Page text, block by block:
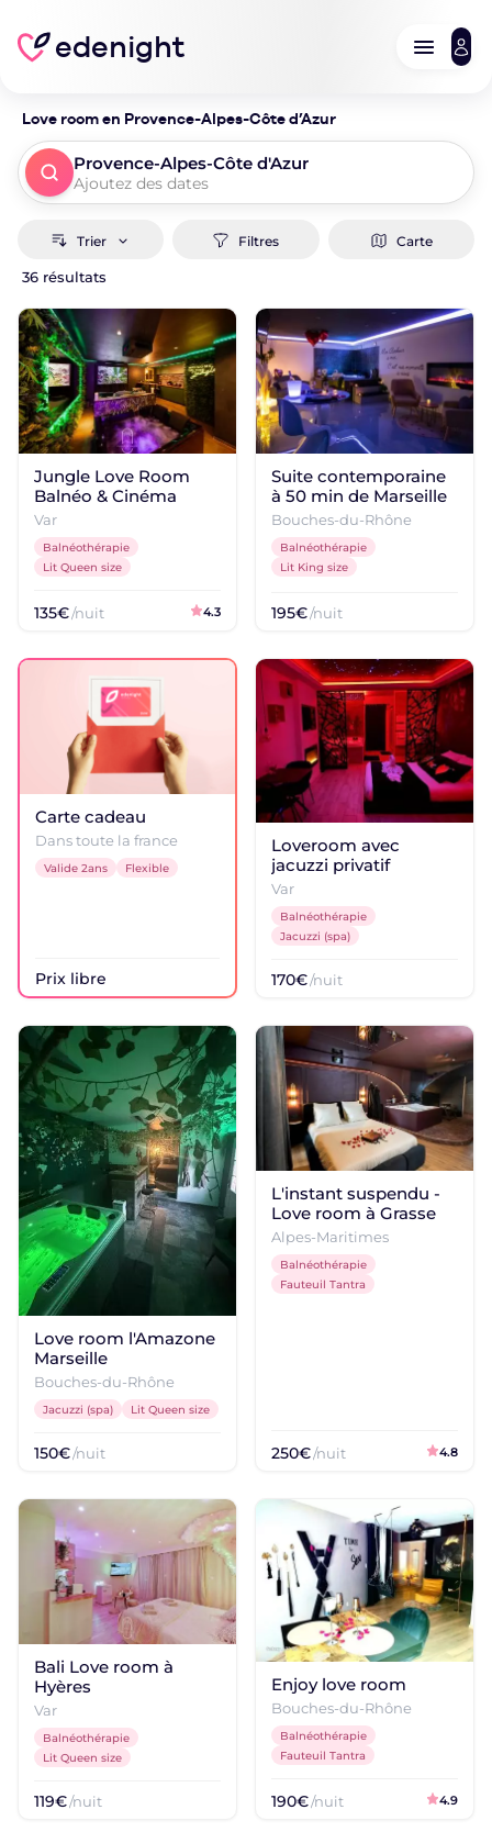
edenight
Love room en Provence-Alpes-Côte d’Azur
Provence-Alpes-Côte d'Azur
Ajoutez des dates
Où ?
Rechercher une destination
POUR COMMENCER
Autour de moi
Tous les logements à proximité
Une atmosphère plus joueuse
Échappée romantique
Dijon
Bourgogne-Franche-Comté
Serres
Provence-Alpes-Côte d'Azur
Saumur
Pays de la Loire
Le Havre
Rechercher
Trier Filtres Carte
36 résultats
Jungle Love Room
Balnéo & Cinéma
Var
Balnéothérapie
Lit Queen size
135€/nuit 4.3
Suite contemporaine
à 50 min de Marseille
Bouches-du-Rhône
Balnéothérapie
Lit King size
195€/nuit
Carte cadeau
Dans toute la france
Valide 2ans Flexible
Prix libre
Loveroom avec
jacuzzi privatif
Var
Balnéothérapie
Jacuzzi (spa)
170€/nuit
Love room l'Amazone
Marseille
Bouches-du-Rhône
Jacuzzi (spa) Lit Queen size
150€/nuit
L'instant suspendu -
Love room à Grasse
Alpes-Maritimes
Balnéothérapie
Fauteuil Tantra
250€/nuit 4.8
Bali Love room à
Hyères
Var
Balnéothérapie
Lit Queen size
119€/nuit
Enjoy love room
Bouches-du-Rhône
Balnéothérapie
Fauteuil Tantra
190€/nuit 4.9